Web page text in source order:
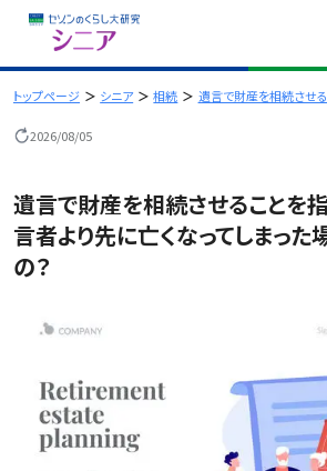
容
を
プ
トップページ シニア 相続 遺言で財産を相続させ
2026/08/05
遺言で財産を相続させることを
言者より先に亡くなってしまった
の？